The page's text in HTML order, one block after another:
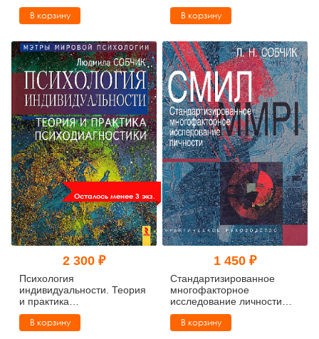
профессиональные
аспекты) (букинист)
В корзину
методическое пособие
В корзину
Осталось менее 3 экз.
2 300 ₽
Психология
индивидуальности. Теория
и практика
психодиагностики
В корзину
1 450 ₽
Стандартизированное
многофакторное
исследование личности
СМИЛ (MMPI)
В корзину